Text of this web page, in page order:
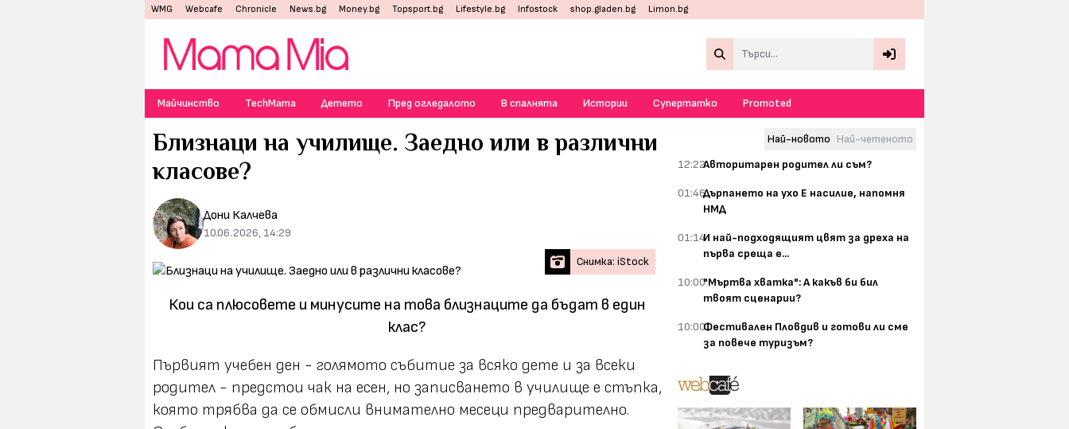
WMG Webcafe Chronicle News.bg Money.bg Topsport.bg Lifestyle.bg Infostock shop.gladen.bg Limon.bg
Майчинство TechMama Детето Пред огледалото В спалнята Истории Супертатко Promoted
Близнаци на училище. Заедно или в различни
класове?
Дони Калчева
10.06.2026, 14:29
Снимка: iStock
Кои са плюсовете и минусите на това близнаците да бъдат в един
клас?
Първият учебен ден - голямото събитие за всяко дете и за всеки
родител - предстои чак на есен, но записването в училище е стъпка,
която трябва да се обмисли внимателно месеци предварително.
Най-новото Най-четеното
12:22Авторитарен родител ли съм?
01:46Дърпането на ухо Е насилие, напомня
НМД
01:14И най-подходящият цвят за дреха на
първа среща е...
10:00"Мъртва хватка": А какъв би бил
твоят сценарии?
10:00Фестивален Пловдив и готови ли сме
за повече туризъм?